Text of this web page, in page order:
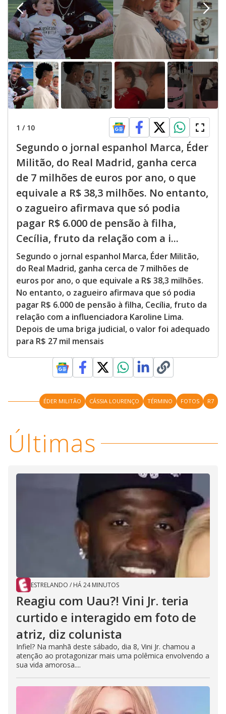
1 / 10
Segundo o jornal espanhol Marca, Éder
Militão, do Real Madrid, ganha cerca
de 7 milhões de euros por ano, o que
equivale a R$ 38,3 milhões. No entanto,
o zagueiro afirmava que só podia
pagar R$ 6.000 de pensão à filha,
Cecília, fruto da relação com a i...
Segundo o jornal espanhol Marca, Éder Militão,
do Real Madrid, ganha cerca de 7 milhões de
euros por ano, o que equivale a R$ 38,3 milhões.
No entanto, o zagueiro afirmava que só podia
pagar R$ 6.000 de pensão à filha, Cecília, fruto da
relação com a influenciadora Karoline Lima.
Depois de uma briga judicial, o valor foi adequado
para R$ 27 mil mensais
ÉDER MILITÃO CÁSSIA LOURENÇO TÉRMINO FOTOS R7
Últimas
ESTRELANDO / HÁ 24 MINUTOS
Reagiu com Uau?! Vini Jr. teria
curtido e interagido em foto de
atriz, diz colunista
Infiel? Na manhã deste sábado, dia 8, Vini Jr. chamou a
atenção ao protagonizar mais uma polêmica envolvendo a
sua vida amorosa....